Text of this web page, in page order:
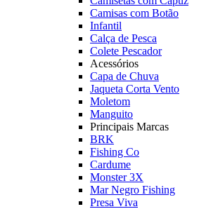
Camisas com Botão
Infantil
Calça de Pesca
Colete Pescador
Acessórios
Capa de Chuva
Jaqueta Corta Vento
Moletom
Manguito
Principais Marcas
BRK
Fishing Co
Cardume
Monster 3X
Mar Negro Fishing
Presa Viva